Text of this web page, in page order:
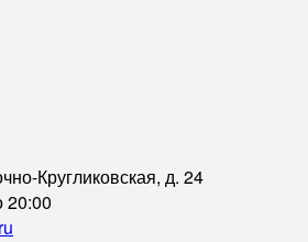
Кругликовская, д. 24
20:00